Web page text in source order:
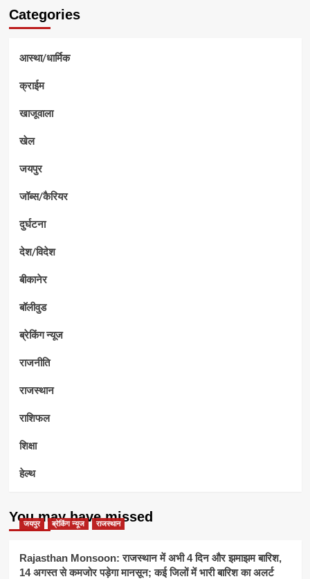
Categories
आस्था/धार्मिक
क्राईम
खाजूवाला
खेल
जयपुर
जॉब्स/कैरियर
दुर्घटना
देश/विदेश
बीकानेर
बॉलीवुड
ब्रेकिंग न्यूज
राजनीति
राजस्थान
राशिफल
शिक्षा
हेल्थ
You may have missed
जयपुर ब्रेकिंग न्यूज राजस्थान
Rajasthan Monsoon: राजस्थान में अभी 4 दिन और झमाझम बारिश,
14 अगस्त से कमजोर पड़ेगा मानसून; कई जिलों में भारी बारिश का अलर्ट